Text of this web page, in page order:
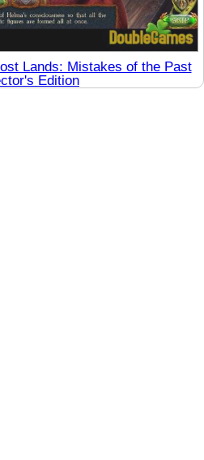
Lands: Mistakes of the Past
Edition